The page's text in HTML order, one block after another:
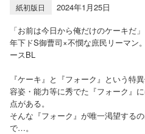
紙初版日
2024年1月25日
「お前は今日から俺だけのケーキだ」
年下ドS御曹司×不憫な庶民リーマン
ースBL
『ケーキ』と『フォーク』という特
容姿・能力等に秀でた『フォーク』
点がある。
そんな『フォーク』が唯一渇望する
で…。